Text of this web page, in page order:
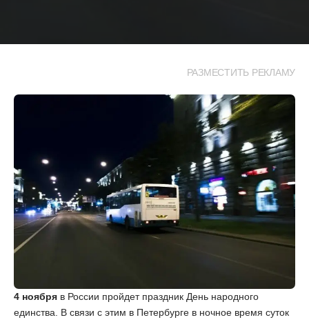
РАЗМЕСТИТЬ РЕКЛАМУ
4 ноября в России пройдет праздник День народного
единства. В связи с этим в Петербурге в ночное время суток